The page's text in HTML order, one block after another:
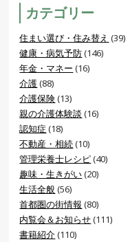
カテゴリー
住まい選び・住み替え (39)
健康・病気予防(146)
年金・マネー (16)
介護(88)
介護保険(13)
親の介護体験談 (16)
認知症 (18)
不動産・相続(10)
管理栄養士レシピ(40)
趣味・生きがい(20)
生活全般(56)
首都圏の街情報 (80)
内覧会＆お知らせ(111)
書籍紹介(110)